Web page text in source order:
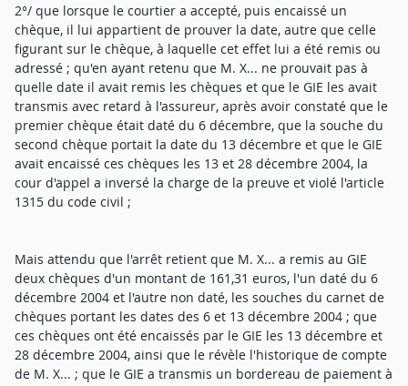
2°/ que lorsque le courtier a accepté, puis encaissé un
chèque, il lui appartient de prouver la date, autre que celle
figurant sur le chèque, à laquelle cet effet lui a été remis ou
adressé ; qu'en ayant retenu que M. X... ne prouvait pas à
quelle date il avait remis les chèques et que le GIE les avait
transmis avec retard à l'assureur, après avoir constaté que le
premier chèque était daté du 6 décembre, que la souche du
second chèque portait la date du 13 décembre et que le GIE
avait encaissé ces chèques les 13 et 28 décembre 2004, la
cour d'appel a inversé la charge de la preuve et violé l'article
1315 du code civil ;
Mais attendu que l'arrêt retient que M. X... a remis au GIE
deux chèques d'un montant de 161,31 euros, l'un daté du 6
décembre 2004 et l'autre non daté, les souches du carnet de
chèques portant les dates des 6 et 13 décembre 2004 ; que
ces chèques ont été encaissés par le GIE les 13 décembre et
28 décembre 2004, ainsi que le révèle l'historique de compte
de M. X... ; que le GIE a transmis un bordereau de paiement à